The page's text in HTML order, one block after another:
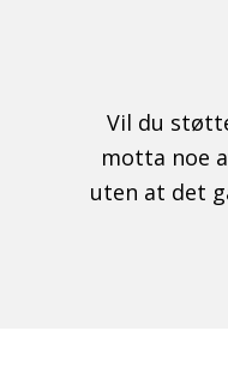
Vil du
motta noe
uten at det